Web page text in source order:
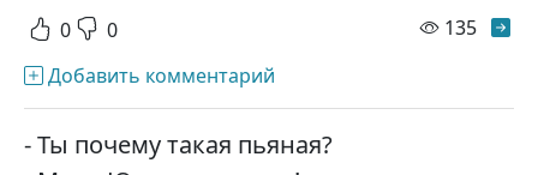
0 0 135
Добавить комментарий
- Ты почему такая пьяная?